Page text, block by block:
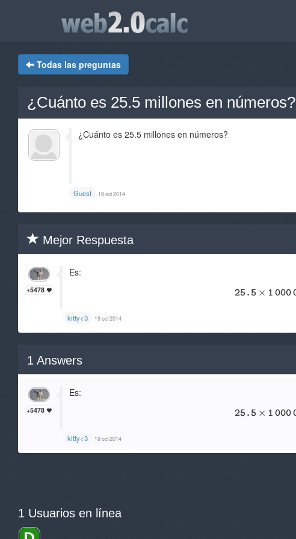
Todas las preguntas
¿Cuánto es 25.5 millones en números?
¿Cuánto es 25.5 millones en números?
Guest 19 oct 2014
Mejor Respuesta
+5478
Es:
kitty<3 19 oct 2014
1 Answers
+5478
Es:
kitty<3 19 oct 2014
1 Usuarios en línea